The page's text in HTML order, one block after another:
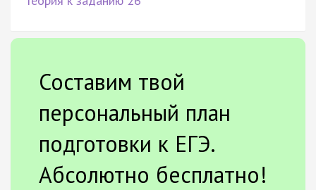
Составим твой
персональный план
подготовки к ЕГЭ.
Абсолютно бесплатно!